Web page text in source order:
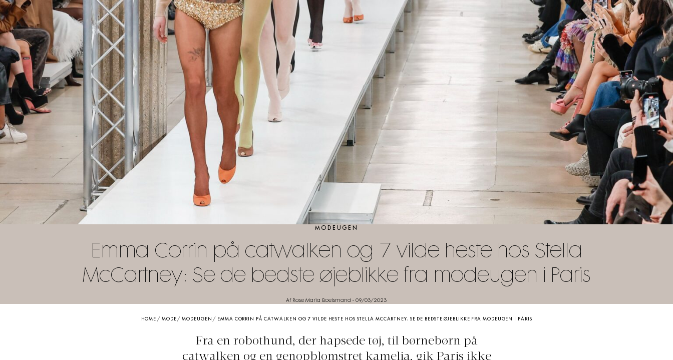
MODEUGEN
Emma Corrin på catwalken og 7 vilde heste hos Stella
McCartney: Se de bedste øjeblikke fra modeugen i Paris
Af Rose Maria Boelsmand - 09/03/2023
HOME / MODE /MODEUGEN / EMMA CORRIN PÅ CATWALKEN OG 7 VILDE HESTE HOS STELLA MCCARTNEY: SE DE BEDSTE ØJEBLIKKE FRA MODEUGEN I PARIS
Fra en robothund, der hapsede tøj, til børnebørn på
catwalken og en genopblomstret kamelia, gik Paris ikke